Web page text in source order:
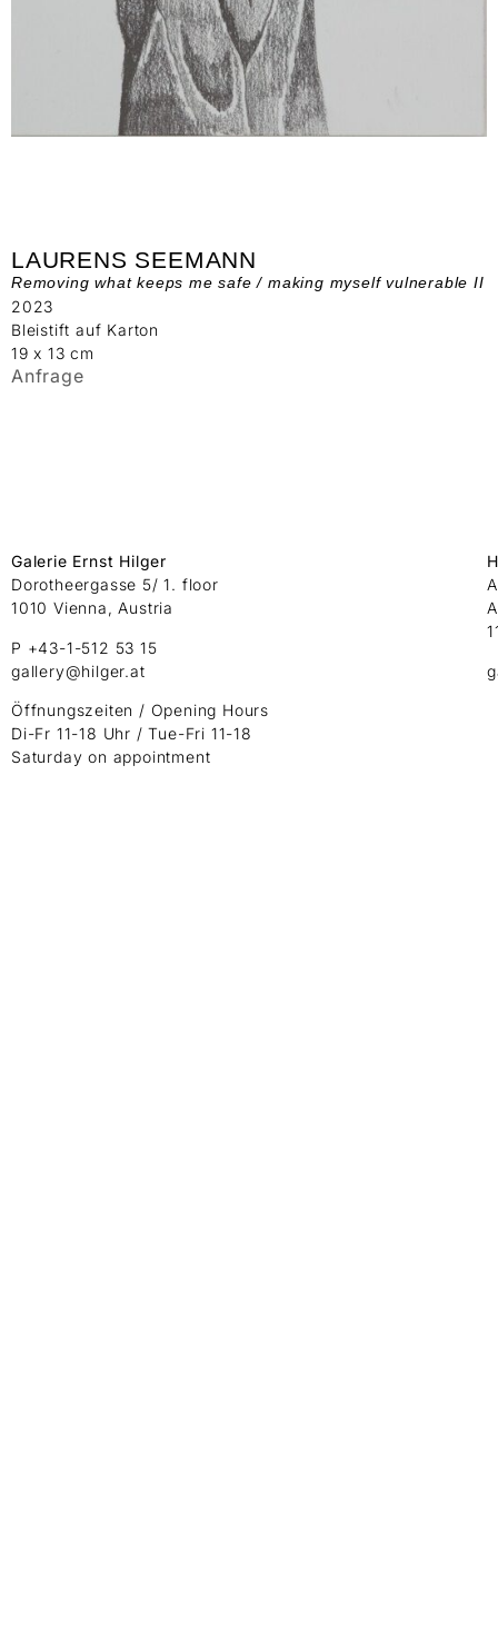
LAURENS SEEMANN
Removing what keeps me safe / making myself vulnerable II
2023
Bleistift auf Karton
19 x 13 cm
Anfrage
Galerie Ernst Hilger
Dorotheergasse 5/ 1. floor
1010 Vienna, Austria
P +43-1-512 53 15
gallery@hilger.at
Öffnungszeiten / Opening Hours
Di-Fr 11-18 Uhr / Tue-Fri 11-18
Saturday on appointment